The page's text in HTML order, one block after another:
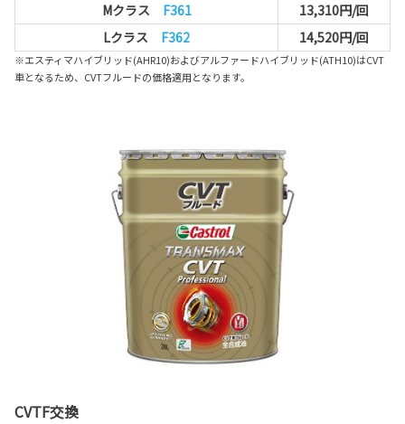
Mクラス F361
13,310円/回
Lクラス F362 14,520円/回
※エスティマハイブリッド(AHR10)およびアルファードハイブリッド(ATH10)はCVT
車となるため、CVTフルードの価格適用となります。
CVTF交換